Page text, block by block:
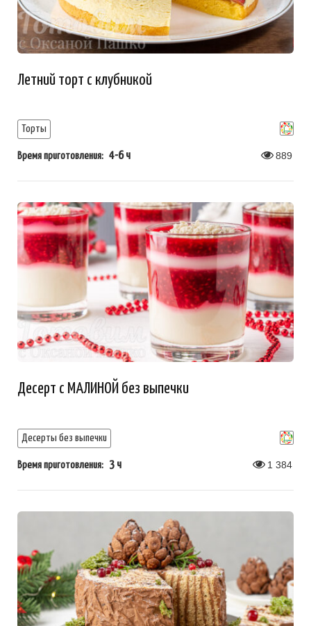
Летний торт с клубникой
Торты
Время приготовления: 4-6 ч 889
Десерт с МАЛИНОЙ без выпечки
Десерты без выпечки
Время приготовления: 3 ч 1 384